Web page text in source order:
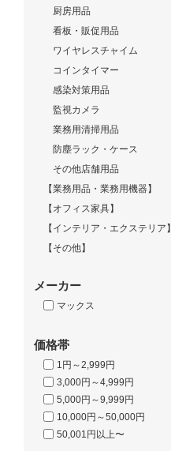
厨房用品
看板・販促用品
ワイヤレスチャイム
コインタイマー
感染対策用品
監視カメラ
業務用清掃用品
防塵ラック・ケース
その他店舗用品
【業務用品・業務用機器】
【オフィス家具】
【インテリア・エクステリア】
【その他】
メーカー
マックス
価格帯
1円～2,999円
3,000円～4,999円
5,000円～9,999円
10,000円～50,000円
50,001円以上〜